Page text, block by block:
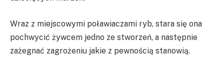
Wraz z miejscowymi poławiaczami ryb, stara się ona
pochwycić żywcem jedno ze stworzeń, a następnie
zażegnać zagrożeniu jakie z pewnością stanowią.